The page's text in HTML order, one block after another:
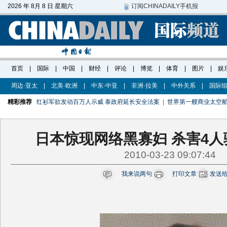
周边·亚太 北美·欧洲 中东·中亚 非洲·拉美 中外关系 国际
精彩推荐 红衫军欲发动百万人示威 泰政府延长安全法案 世界第一艘商业太空
日本惊现网络黑寡妇 杀害4
2010-03-23 09:07:44
我来说两句 打印文章 发送